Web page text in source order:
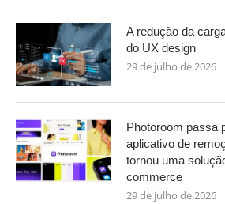
A redução da
do UX design
29 de julho de 2026
Photoroom passa
aplicativo de
tornou uma
commerce
29 de julho de 2026